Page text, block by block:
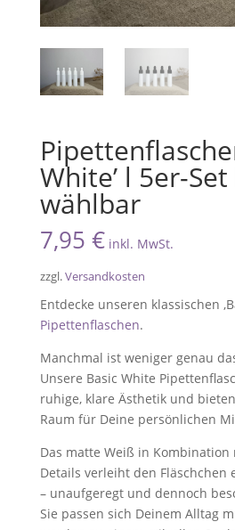
White’ l 5er-
wählbar
7,95 € inkl. MwSt.
zzgl.Versandkosten
Entdecke unseren klassischen
Pipettenflaschen.
Manchmal ist weniger genau
Unsere Basic White
ruhige, klare Ästhetik und
Raum für Deine persönlichen
Das matte Weiß in
Details verleiht den Fläschchen
– unaufgeregt und dennoch
Sie passen sich Deinem Alltag